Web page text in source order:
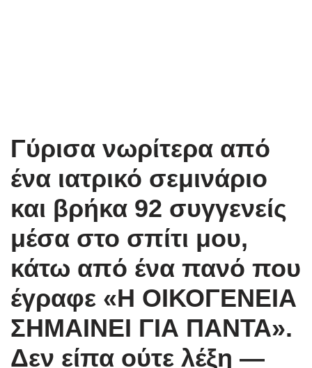
Γύρισα νωρίτερα από
ένα ιατρικό σεμινάριο
και βρήκα 92 συγγενείς
μέσα στο σπίτι μου,
κάτω από ένα πανό που
έγραφε «Η ΟΙΚΟΓΕΝΕΙΑ
ΣΗΜΑΙΝΕΙ ΓΙΑ ΠΑΝΤΑ».
Δεν είπα ούτε λέξη —